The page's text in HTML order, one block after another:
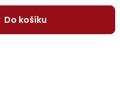
Do košíku